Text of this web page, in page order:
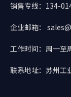
销售专线：134-
企业邮箱：
工作时间：周一至
联系地址：苏州工